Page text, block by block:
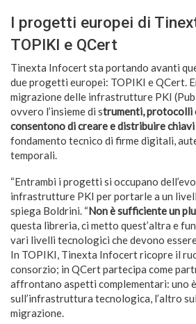
I progetti europei di
TOPIKI e QCert
Tinexta Infocert sta portando avanti
due progetti europei: TOPIKI e QCert.
migrazione delle infrastrutture PKI
ovvero l’insieme di strumenti, protocolli
consentono di creare e distribuire
fondamento tecnico di firme digitali,
temporali.
“Entrambi i progetti si occupano
infrastrutture PKI per portarle a un
spiega Boldrini. “Non è sufficiente un
questa libreria, ci metto quest’altra e
vari livelli tecnologici che devono
In TOPIKI, Tinexta Infocert ricopre il
consorzio; in QCert partecipa come
affrontano aspetti complementari: uno
sull’infrastruttura tecnologica, l’altro
migrazione.